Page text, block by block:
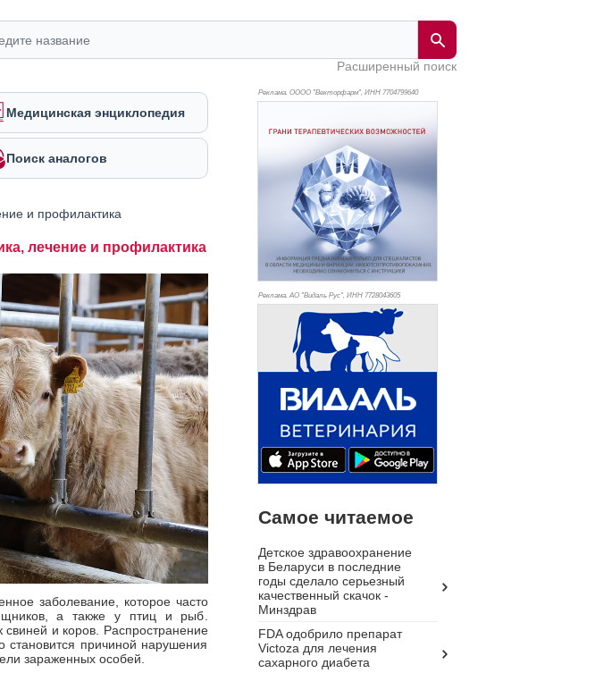
Расширенный поиск
Медицинская энциклопедия
Поиск аналогов
и профилактика
лечение и профилактика
заболевание, которое часто
а также у птиц и рыб.
свиней и коров. Распространение
становится причиной нарушения
зараженных особей.
Реклама. ОООО "Векторфарм", ИНН 7704799640
Реклама. АО "Видаль Рус", ИНН 7728043605
Самое читаемое
Детское здравоохранение
в Беларуси в последние
годы сделало серьезный
качественный скачок -
Минздрав
FDA одобрило препарат
Victoza для лечения
сахарного диабета